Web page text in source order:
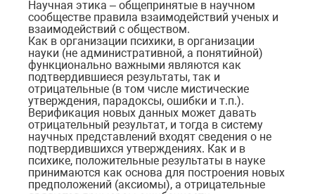
Научная этика – общепринятые в научном
сообществе правила взаимодействий ученых и
взаимодействий с обществом.
Как в организации психики, в организации
науки (не административной, а понятийной)
функционально важными являются как
подтвердившиеся результаты, так и
отрицательные (в том числе мистические
утверждения, парадоксы, ошибки и т.п.).
Верификация новых данных может давать
отрицательный результат, и тогда в систему
научных представлений входят сведения о не
подтвердившихся утверждениях. Как и в
психике, положительные результаты в науке
принимаются как основа для построения новых
предположений (аксиомы), а отрицательные